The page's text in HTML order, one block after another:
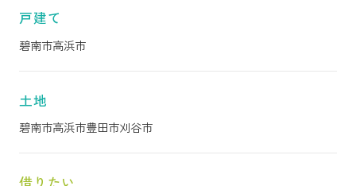
戸建て
碧南市高浜市
土地
碧南市高浜市豊田市刈谷市
借りたい